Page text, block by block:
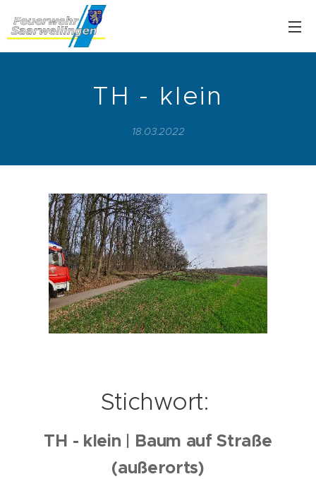
TH - klein
18.03.2022
Stichwort:
TH - klein | Baum auf Straße
(außerorts)